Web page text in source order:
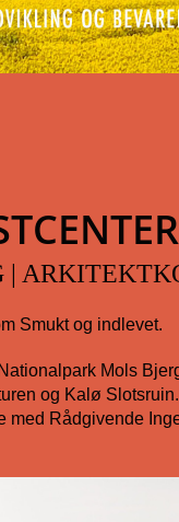
|
Smukt og indlevet.
Mols
og Kalø
Rådgivende